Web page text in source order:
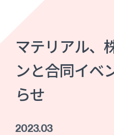
マテリアル、
ンと合同イベ
らせ
2023.03